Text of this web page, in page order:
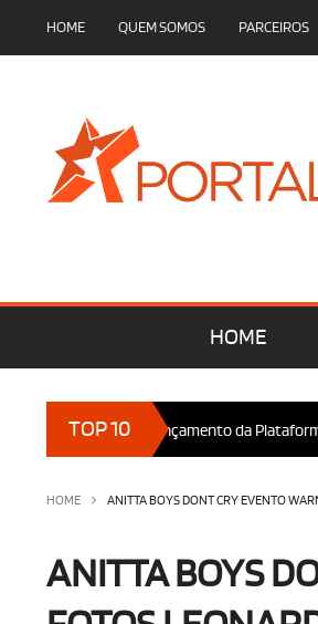
HOME QUEM SOMOS PARCEIROS
HOME
TOP 10
presença no Lançamento da Plataforma
HOME ANITTA BOYS DONT CRY EVENTO
ANITTA BOYS